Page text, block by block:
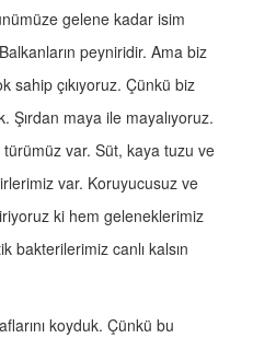
gelene kadar isim
peyniridir. Ama biz
sahip çıkıyoruz. Çünkü biz
Şırdan maya ile mayalıyoruz.
var. Süt, kaya tuzu ve
var. Koruyucusuz ve
ki hem geleneklerimiz
bakterilerimiz canlı kalsın
koyduk. Çünkü bu